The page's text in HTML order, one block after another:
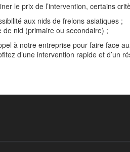
le prix de l’intervention, certains
aux nids de frelons asiatiques ;
de nid (primaire ou secondaire) ;
à notre entreprise pour faire face
d’une intervention rapide et d’un